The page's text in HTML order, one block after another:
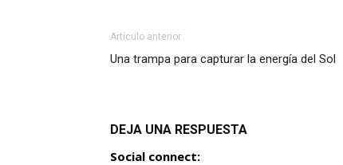
Artículo anterior
Una trampa para capturar la energía del Sol
DEJA UNA RESPUESTA
Social connect: